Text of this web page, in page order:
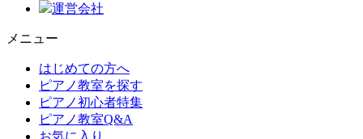
運営会社
メニュー
はじめての方へ
ピアノ教室を探す
ピアノ初心者特集
ピアノ教室Q&A
お気に入り